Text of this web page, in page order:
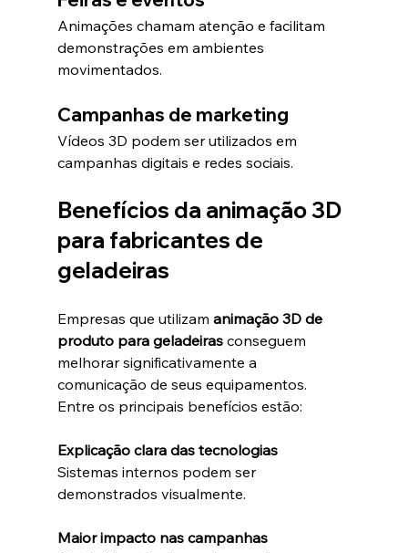
Animações chamam atenção e facilitam
demonstrações em ambientes
movimentados.
Campanhas de marketing
Vídeos 3D podem ser utilizados em
campanhas digitais e redes sociais.
Benefícios da animação 3D
para fabricantes de
geladeiras
Empresas que utilizam animação 3D de
produto para geladeiras conseguem
melhorar significativamente a
comunicação de seus equipamentos.
Entre os principais benefícios estão:
Explicação clara das tecnologias
Sistemas internos podem ser
demonstrados visualmente.
Maior impacto nas campanhas